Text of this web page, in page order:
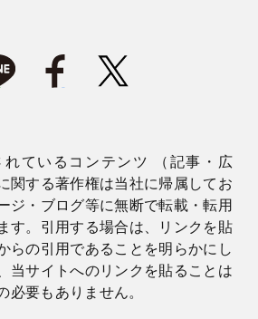
ているコンテンツ （記事・広
関する著作権は当社に帰属してお
ジ・ブログ等に無断で転載・転用
す。引用する場合は、リンクを貼
らの引用であることを明らかにし
当サイトへのリンクを貼ることは
必要もありません。